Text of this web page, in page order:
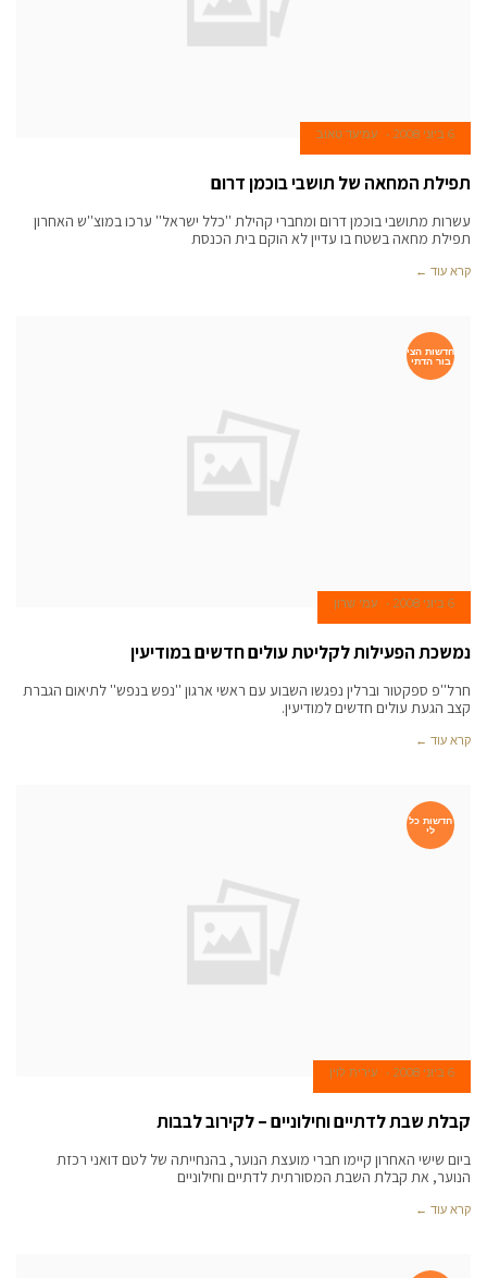
6 ביוני 2008 עמיעד טאוב
תפילת המחאה של תושבי בוכמן דרום
עשרות מתושבי בוכמן דרום ומחברי קהילת ''כלל ישראל'' ערכו במוצ''ש האחרון
תפילת מחאה בשטח בו עדיין לא הוקם בית הכנסת
קרא עוד ←
חדשות הצי
בור הדתי
6 ביוני 2008 עמי שרון
נמשכת הפעילות לקליטת עולים חדשים במודיעין
חרל''פ ספקטור וברלין נפגשו השבוע עם ראשי ארגון ''נפש בנפש'' לתיאום הגברת
קצב הגעת עולים חדשים למודיעין.
קרא עוד ←
חדשות כל
לי
6 ביוני 2008 עירית לוין
קבלת שבת לדתיים וחילוניים – לקירוב לבבות
ביום שישי האחרון קיימו חברי מועצת הנוער, בהנחייתה של לטם דואני רכזת
הנוער, את קבלת השבת המסורתית לדתיים וחילוניים
קרא עוד ←